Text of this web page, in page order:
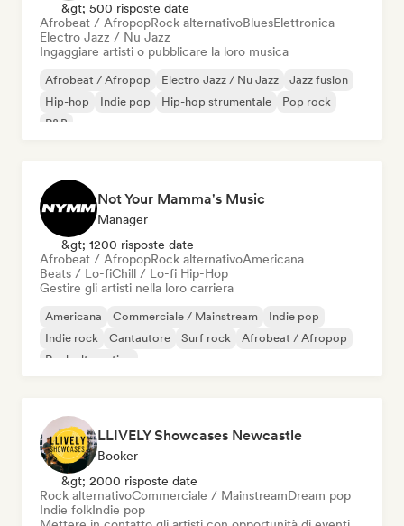
&gt; 500 risposte date
Afrobeat / AfropopRock alternativoBluesElettronica
Electro Jazz / Nu Jazz
Ingaggiare artisti o pubblicare la loro musica
Afrobeat / Afropop Electro Jazz / Nu Jazz
Jazz fusion
Hip-hop
Indie pop Hip-hop strumentale
Pop rock
R&B
Not Your Mamma's Music
Manager
&gt; 1200 risposte date
Afrobeat / AfropopRock alternativoAmericana
Beats / Lo-fiChill / Lo-fi Hip-Hop
Gestire gli artisti nella loro carriera
Americana Commerciale / Mainstream
Indie pop
Indie rock
Cantautore Surf rock
Afrobeat / Afropop
Rock alternativo
LLIVELY Showcases Newcastle
Booker
&gt; 2000 risposte date
Rock alternativoCommerciale / MainstreamDream pop
Indie folkIndie pop